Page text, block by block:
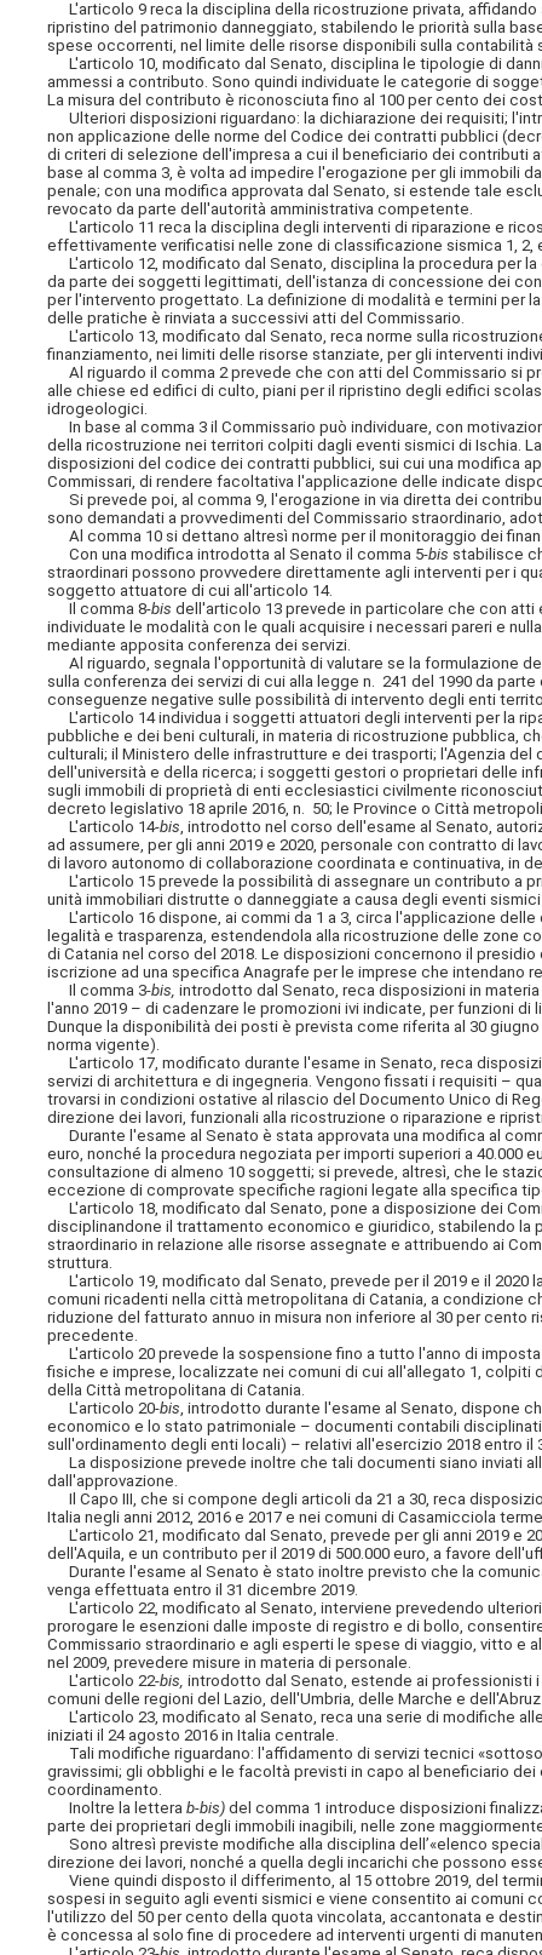
L'articolo 9 reca la disciplina della ricostruzione privata,
ripristino del patrimonio danneggiato, stabilendo le priorità sulla
spese occorrenti, nel limite delle risorse disponibili sulla
L'articolo 10, modificato dal Senato, disciplina le tipologie di
ammessi a contributo. Sono quindi individuate le categorie di
La misura del contributo è riconosciuta fino al 100 per cento dei
Ulteriori disposizioni riguardano: la dichiarazione dei requisiti;
non applicazione delle norme del Codice dei contratti pubblici
di criteri di selezione dell'impresa a cui il beneficiario dei
base al comma 3, è volta ad impedire l'erogazione per gli
penale; con una modifica approvata dal Senato, si estende tale
revocato da parte dell'autorità amministrativa competente.
L'articolo 11 reca la disciplina degli interventi di riparazione e
effettivamente verificatisi nelle zone di classificazione sismica 1,
L'articolo 12, modificato dal Senato, disciplina la procedura per
da parte dei soggetti legittimati, dell'istanza di concessione dei
per l'intervento progettato. La definizione di modalità e termini per
delle pratiche è rinviata a successivi atti del Commissario.
L'articolo 13, modificato dal Senato, reca norme sulla
finanziamento, nei limiti delle risorse stanziate, per gli interventi
Al riguardo il comma 2 prevede che con atti del Commissario si
alle chiese ed edifici di culto, piani per il ripristino degli edifici
idrogeologici.
In base al comma 3 il Commissario può individuare, con
della ricostruzione nei territori colpiti dagli eventi sismici di Ischia.
disposizioni del codice dei contratti pubblici, sui cui una modifica
Commissari, di rendere facoltativa l'applicazione delle indicate
Si prevede poi, al comma 9, l'erogazione in via diretta dei
sono demandati a provvedimenti del Commissario straordinario,
Al comma 10 si dettano altresì norme per il monitoraggio dei
Con una modifica introdotta al Senato il comma 5-bis stabilisce
straordinari possono provvedere direttamente agli interventi per i
soggetto attuatore di cui all'articolo 14.
Il comma 8-bis dell'articolo 13 prevede in particolare che con atti
individuate le modalità con le quali acquisire i necessari pareri e
mediante apposita conferenza dei servizi.
Al riguardo, segnala l'opportunità di valutare se la formulazione
sulla conferenza dei servizi di cui alla legge n. 241 del 1990 da
conseguenze negative sulle possibilità di intervento degli enti
L'articolo 14 individua i soggetti attuatori degli interventi per la
pubbliche e dei beni culturali, in materia di ricostruzione pubblica,
culturali; il Ministero delle infrastrutture e dei trasporti; l'Agenzia
dell'università e della ricerca; i soggetti gestori o proprietari delle
sugli immobili di proprietà di enti ecclesiastici civilmente
decreto legislativo 18 aprile 2016, n. 50; le Province o Città
L'articolo 14-bis , introdotto nel corso dell'esame al Senato,
ad assumere, per gli anni 2019 e 2020, personale con contratto di
di lavoro autonomo di collaborazione coordinata e continuativa, in
L'articolo 15 prevede la possibilità di assegnare un contributo a
unità immobiliari distrutte o danneggiate a causa degli eventi
L'articolo 16 dispone, ai commi da 1 a 3, circa l'applicazione
legalità e trasparenza, estendendola alla ricostruzione delle zone
di Catania nel corso del 2018. Le disposizioni concernono il
iscrizione ad una specifica Anagrafe per le imprese che intendano
Il comma 3-bis, introdotto dal Senato, reca disposizioni in
l'anno 2019 – di cadenzare le promozioni ivi indicate, per funzioni
Dunque la disponibilità dei posti è prevista come riferita al 30
norma vigente).
L'articolo 17, modificato durante l'esame in Senato, reca
servizi di architettura e di ingegneria. Vengono fissati i requisiti –
trovarsi in condizioni ostative al rilascio del Documento Unico di
direzione dei lavori, funzionali alla ricostruzione o riparazione e
Durante l'esame al Senato è stata approvata una modifica al
euro, nonché la procedura negoziata per importi superiori a 40.000
consultazione di almeno 10 soggetti; si prevede, altresì, che le
eccezione di comprovate specifiche ragioni legate alla specifica
L'articolo 18, modificato dal Senato, pone a disposizione dei
disciplinandone il trattamento economico e giuridico, stabilendo la
straordinario in relazione alle risorse assegnate e attribuendo ai
struttura.
L'articolo 19, modificato dal Senato, prevede per il 2019 e il
comuni ricadenti nella città metropolitana di Catania, a condizione
riduzione del fatturato annuo in misura non inferiore al 30 per
precedente.
L'articolo 20 prevede la sospensione fino a tutto l'anno di
fisiche e imprese, localizzate nei comuni di cui all'allegato 1,
della Città metropolitana di Catania.
L'articolo 20-bis , introdotto durante l'esame al Senato, dispone
economico e lo stato patrimoniale – documenti contabili
sull'ordinamento degli enti locali) – relativi all'esercizio 2018 entro
La disposizione prevede inoltre che tali documenti siano inviati
dall'approvazione.
Il Capo III, che si compone degli articoli da 21 a 30, reca
Italia negli anni 2012, 2016 e 2017 e nei comuni di Casamicciola
L'articolo 21, modificato dal Senato, prevede per gli anni 2019 e
dell'Aquila, e un contributo per il 2019 di 500.000 euro, a favore
Durante l'esame al Senato è stato inoltre previsto che la
venga effettuata entro il 31 dicembre 2019.
L'articolo 22, modificato al Senato, interviene prevedendo
prorogare le esenzioni dalle imposte di registro e di bollo,
Commissario straordinario e agli esperti le spese di viaggio, vitto e
nel 2009, prevedere misure in materia di personale.
L'articolo 22-bis,introdotto dal Senato, estende ai professionisti
comuni delle regioni del Lazio, dell'Umbria, delle Marche e
L'articolo 23, modificato al Senato, reca una serie di modifiche
iniziati il 24 agosto 2016 in Italia centrale.
Tali modifiche riguardano: l'affidamento di servizi tecnici
gravissimi; gli obblighi e le facoltà previsti in capo al beneficiario
coordinamento.
Inoltre la letterab-bis) del comma 1 introduce disposizioni
parte dei proprietari degli immobili inagibili, nelle zone
Sono altresì previste modifiche alla disciplina dell’«elenco
direzione dei lavori, nonché a quella degli incarichi che possono
Viene quindi disposto il differimento, al 15 ottobre 2019, del
sospesi in seguito agli eventi sismici e viene consentito ai comuni
l'utilizzo del 50 per cento della quota vincolata, accantonata e
è concessa al solo fine di procedere ad interventi urgenti di